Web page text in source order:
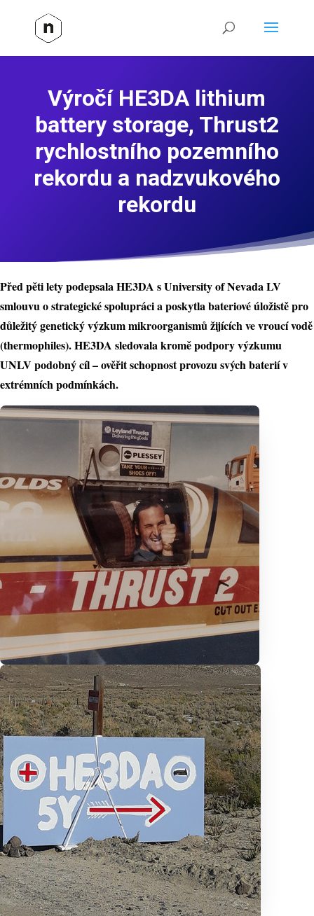
Výročí HE3DA lithium
battery storage, Thrust2
rychlostního pozemního
rekordu a nadzvukového
rekordu
Před pěti lety podepsala HE3DA s University of Nevada LV
smlouvu o strategické spolupráci a poskytla bateriové úložistě pro
důležitý genetický výzkum mikroorganismů žijících ve vroucí vodě
(thermophiles). HE3DA sledovala kromě podpory výzkumu
UNLV podobný cíl – ověřit schopnost provozu svých baterií v
extrémních podmínkách.